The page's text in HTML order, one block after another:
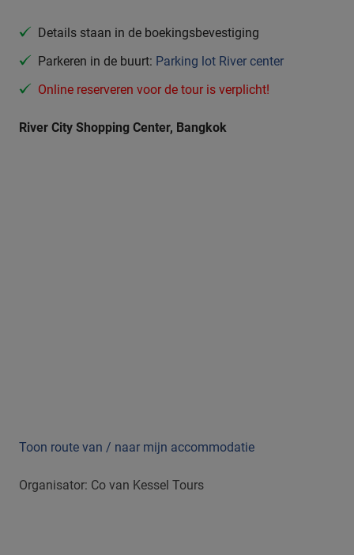
Details staan in de boekingsbevestiging
Parkeren in de buurt: Parking lot River center
Online reserveren voor de tour is verplicht!
River City Shopping Center, Bangkok
Toon route van / naar mijn accommodatie
Organisator: Co van Kessel Tours